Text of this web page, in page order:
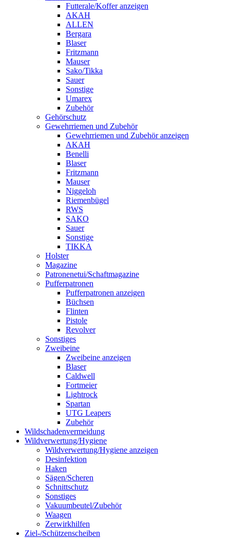
Futterale/Koffer anzeigen
AKAH
ALLEN
Bergara
Blaser
Fritzmann
Mauser
Sako/Tikka
Sauer
Sonstige
Umarex
Zubehör
Gehörschutz
Gewehrriemen und Zubehör
Gewehrriemen und Zubehör anzeigen
AKAH
Benelli
Blaser
Fritzmann
Mauser
Niggeloh
Riemenbügel
RWS
SAKO
Sauer
Sonstige
TIKKA
Holster
Magazine
Patronenetui/Schaftmagazine
Pufferpatronen
Pufferpatronen anzeigen
Büchsen
Flinten
Pistole
Revolver
Sonstiges
Zweibeine
Zweibeine anzeigen
Blaser
Caldwell
Fortmeier
Lightrock
Spartan
UTG Leapers
Zubehör
Wildschadenvermeidung
Wildverwertung/Hygiene
Wildverwertung/Hygiene anzeigen
Desinfektion
Haken
Sägen/Scheren
Schnittschutz
Sonstiges
Vakuumbeutel/Zubehör
Waagen
Zerwirkhilfen
Ziel-/Schützenscheiben